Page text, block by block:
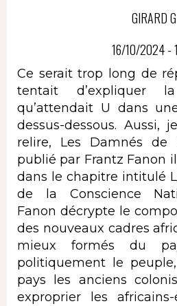
GIRARD G
16/10/2024 -
Ce serait trop long de
tentait d’expliquer la
qu’attendait U dans
dessus-dessous. Aussi,
relire, Les Damnés de
publié par Frantz Fanon
dans le chapitre intitulé
de la Conscience
Fanon décrypte le
des nouveaux cadres
mieux formés du
politiquement le
pays les anciens
exproprier les